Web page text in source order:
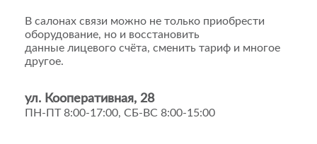
В салонах связи можно не только приобрести
оборудование, но и восстановить
данные лицевого счёта, сменить тариф и многое
другое.
ул. Кооперативная, 28
ПН-ПТ 8:00-17:00, СБ-ВС 8:00-15:00